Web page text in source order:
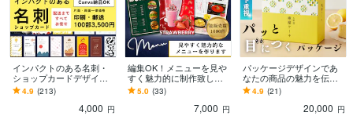
インパクトのある名刺・
ショップカードデザイン
します オプションで印
刷・郵送まで！Canva納
品無料だから編集可◎
4.9 (213)
4,000 円
編集OK！メニューを見や
すく魅力的に制作致しま
す Canvaで編集OK！納品
後も価格変更などもしや
5.0 (33)
7,000 円
パッケージデザインであ
なたの商品の魅力を伝え
ます オリジナルイラスト
でのご準備も可能！パッ
と目を引くデザインに
4.9 (21)
20,000 円